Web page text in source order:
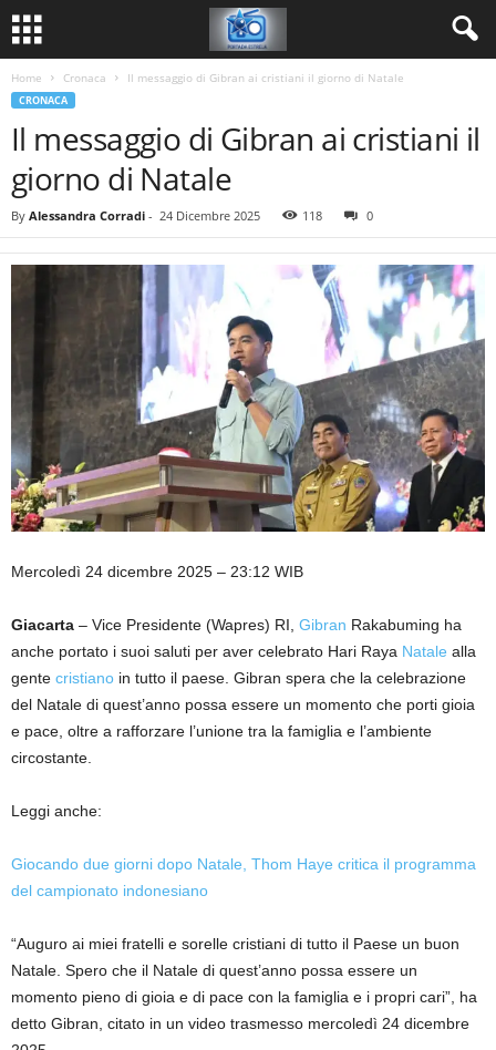
Home Cronaca Il messaggio di Gibran ai cristiani il giorno di Natale
CRONACA
Il messaggio di Gibran ai cristiani il
giorno di Natale
By Alessandra Corradi - 24 Dicembre 2025 118 0
Mercoledì 24 dicembre 2025 – 23:12 WIB
Giacarta – Vice Presidente (Wapres) RI, Gibran Rakabuming ha
anche portato i suoi saluti per aver celebrato Hari Raya Natale alla
gente cristiano in tutto il paese. Gibran spera che la celebrazione
del Natale di quest’anno possa essere un momento che porti gioia
e pace, oltre a rafforzare l’unione tra la famiglia e l’ambiente
circostante.
Leggi anche:
Giocando due giorni dopo Natale, Thom Haye critica il programma
del campionato indonesiano
“Auguro ai miei fratelli e sorelle cristiani di tutto il Paese un buon
Natale. Spero che il Natale di quest’anno possa essere un
momento pieno di gioia e di pace con la famiglia e i propri cari”, ha
detto Gibran, citato in un video trasmesso mercoledì 24 dicembre